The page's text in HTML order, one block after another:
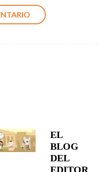
EL
BLOG
DEL
EDITOR